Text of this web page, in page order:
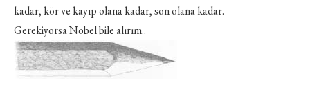
kadar, kör ve kayıp olana kadar, son olana kadar.
Gerekiyorsa Nobel bile alırım..